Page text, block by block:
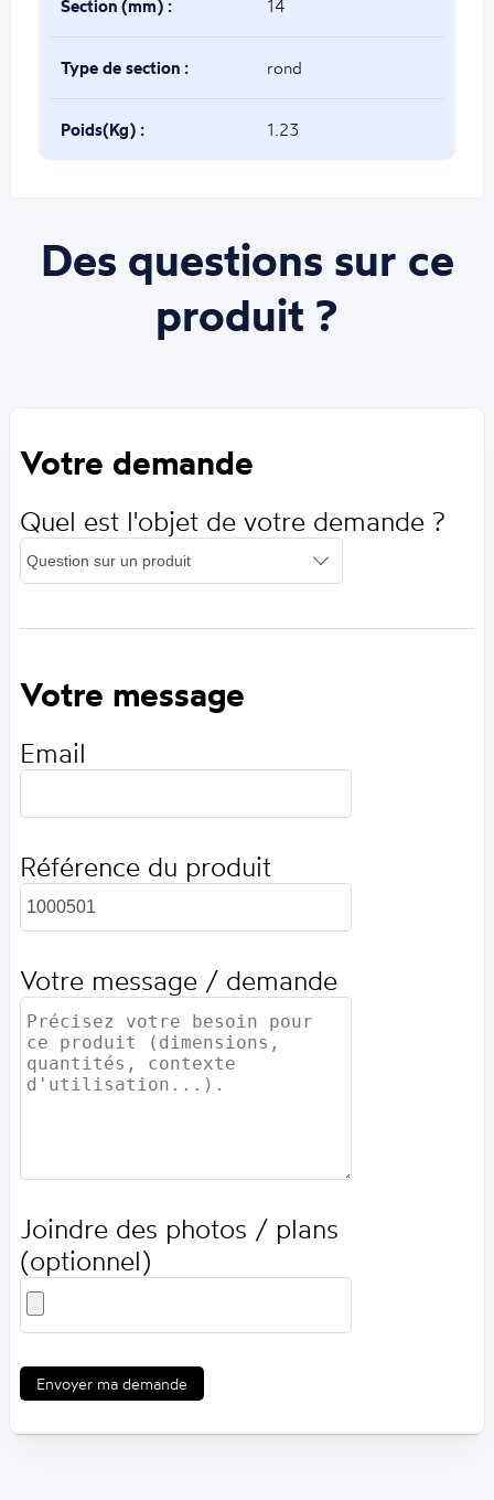
Section (mm) : 14
Type de section : rond
Poids(Kg) : 1.23
Des questions sur ce
produit ?
Votre demande
Quel est l'objet de votre demande ?
Votre message
Email
Référence du produit
Votre message / demande
Joindre des photos / plans
(optionnel)
Envoyer ma demande